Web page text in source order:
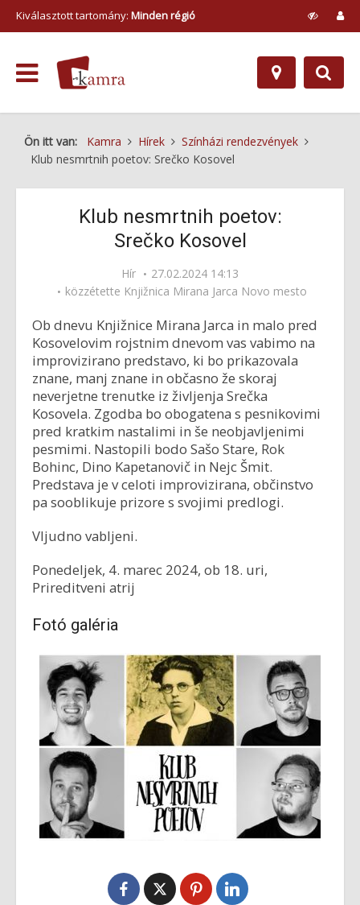
Kiválasztott tartomány: Minden régió
Ön itt van: Kamra Hírek
Színházi rendezvények
Klub nesmrtnih poetov: Srečko Kosovel
Klub nesmrtnih poetov:
Srečko Kosovel
Hír
27.02.2024 14:13
közzétette Knjižnica Mirana Jarca Novo mesto
Ob dnevu Knjižnice Mirana Jarca in malo pred
Kosovelovim rojstnim dnevom vas vabimo na
improvizirano predstavo, ki bo prikazovala
znane, manj znane in občasno že skoraj
neverjetne trenutke iz življenja Srečka
Kosovela. Zgodba bo obogatena s pesnikovimi
pred kratkim nastalimi in še neobjavljenimi
pesmimi. Nastopili bodo Sašo Stare, Rok
Bohinc, Dino Kapetanovič in Nejc Šmit.
Predstava je v celoti improvizirana, občinstvo
pa sooblikuje prizore s svojimi predlogi.
Vljudno vabljeni.
Ponedeljek, 4. marec 2024, ob 18. uri,
Prireditveni atrij
Fotó galéria